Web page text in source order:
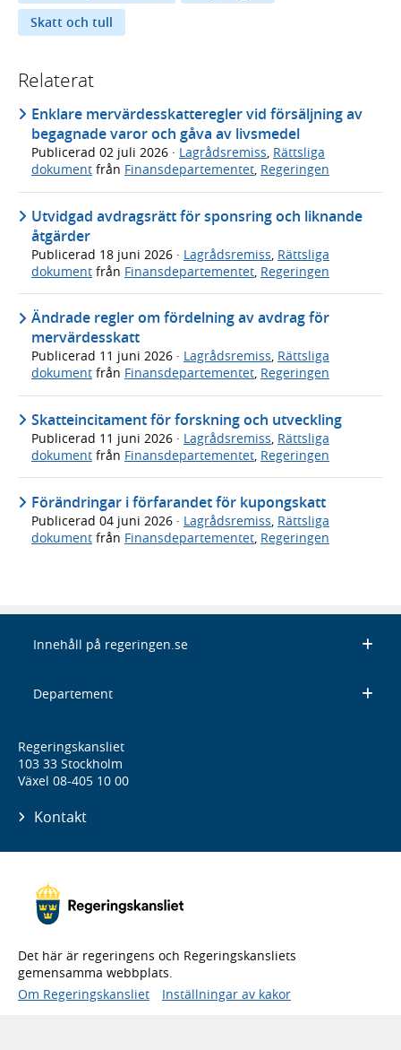
Skatt och tull
Relaterat
Enklare mervärdesskatteregler vid försäljning av
begagnade varor och gåva av livsmedel
Publicerad 02 juli 2026 · Lagrådsremiss, Rättsliga
dokument från Finansdepartementet, Regeringen
Utvidgad avdragsrätt för sponsring och liknande
åtgärder
Publicerad 18 juni 2026 · Lagrådsremiss, Rättsliga
dokument från Finansdepartementet, Regeringen
Ändrade regler om fördelning av avdrag för
mervärdesskatt
Publicerad 11 juni 2026 · Lagrådsremiss, Rättsliga
dokument från Finansdepartementet, Regeringen
Skatteincitament för forskning och utveckling
Publicerad 11 juni 2026 · Lagrådsremiss, Rättsliga
dokument från Finansdepartementet, Regeringen
Förändringar i förfarandet för kupongskatt
Publicerad 04 juni 2026 · Lagrådsremiss Rättsliga
dokument från Finansdepartementet Regeringen
Innehåll på regeringen.se
Departement
Regeringskansliet
103 33 Stockholm
Växel 08-405 10 00
Kontakt
Det här är regeringens och Regeringskansliets
gemensamma webbplats.
Om Regeringskansliet
Inställningar av kakor